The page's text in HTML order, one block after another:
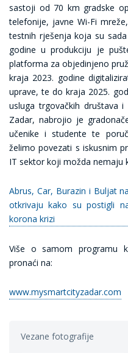
sastoji od 70 km gradske
telefonije, javne Wi-Fi
testnih rješenja koja su
godine u produkciju je
platforma za objedinjeno
kraja 2023. godine
uprave, te do kraja 2025.
usluga trgovačkih društava
Zadar, nabrojio je
učenike i studente te
želimo povezati s iskusnim
IT sektor koji možda nemaju
Abrus, Car, Burazin i Buljat
otkrivaju kako su postigli
korona krizi
Više o samom programu
pronaći na:
www.mysmartcityzadar.com
Vezane fotografije